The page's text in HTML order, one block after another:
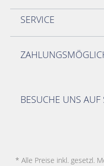
SERVICE
BESUCHE UNS
* Alle Preise inkl. gesetzl.